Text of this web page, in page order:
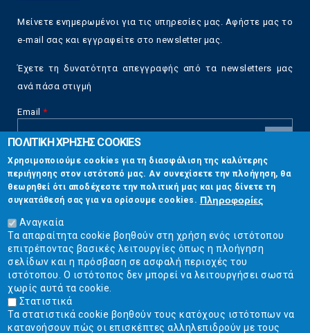
Μείνετε ενημερωμένοι για τις υπηρεσίες μας. Αφήστε μας το
e-mail σας και εγγραφείτε στο newsletter μας.
Έχετε τη δυνατότητα απεγγραφής από τα newsletters μας
ανά πάσα στιγμή
Email *
CAPTCHA
This
question is
for testing
whether or
not you are a
human visitor
and to
prevent
automated
spam
submissions.
5+2
Επικοινωνία
Στουρνάρη 17, Αθήνα 10683
2103304444
info@ekpizo.gr
www.ekpizo.gr
Δευ - Πεμ:10:00 πμ - 2:00 μμ
ΠΟΛΙΤΙΚΗ ΧΡΗΣΗΣ COOKIES
Χρησιμοποιούμε cookies για τη διασφάλιση της καλύτερης
περιήγησης στον ιστότοπό μας. Αν συνεχίσετε την πλοήγηση, θα
θεωρηθεί ότι αποδέχεστε την πολιτική μας και μας δίνετε τη
συγκατάθεσή σας για να ορίσουμε cookies. Πληροφορίες
Αναγκαία
Τα απαραίτητα cookie βοηθούν στη χρήση ενός ιστότοπου
επιτρέποντας βασικές λειτουργίες όπως η πλοήγηση
σελίδων και η πρόσβαση σε ασφαλή περιοχές του
ιστότοπου. Ο ιστότοπος δεν μπορεί να λειτουργήσει σωστά
χωρίς αυτά τα cookie.
Στατιστικά
Τα στατιστικά cookie βοηθούν τους κατόχους ιστότοπων να
κατανοήσουν πώς οι επισκέπτες αλληλεπιδρούν με τους